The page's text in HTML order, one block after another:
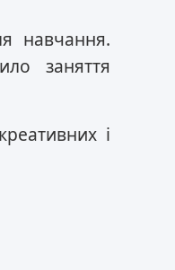
навчання.
заняття
і